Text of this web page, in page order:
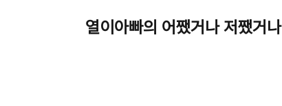
열이아빠의 어쨌거나 저쨌거나